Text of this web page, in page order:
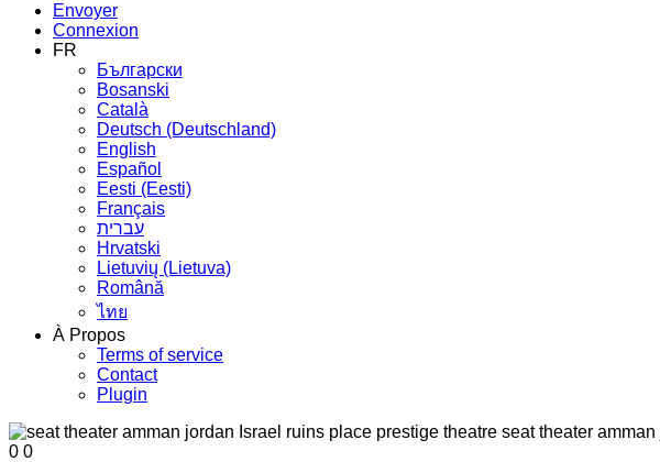
Envoyer
Connexion
FR
Български
Bosanski
Сatalà
Deutsch (Deutschland)
English
Español
Eesti (Eesti)
Français
עברית
Hrvatski
Lietuvių (Lietuva)
Română
ไทย
À Propos
Terms of service
Contact
Plugin
0 0